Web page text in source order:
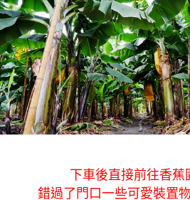
下車後直接前往香蕉
錯過了門口一些可愛裝置